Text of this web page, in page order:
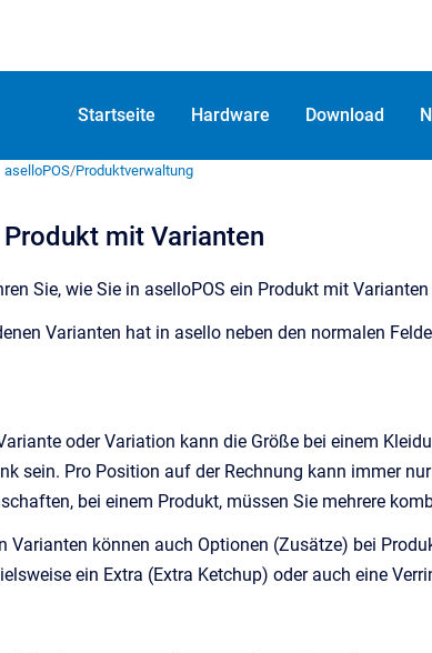
Startseite Hardware Download
aselloPOS/Produktverwaltung
Produkt mit Varianten
Sie, wie Sie in aselloPOS ein Produkt mit
Varianten hat in asello neben den normalen
oder Variation kann die Größe bei einem
sein. Pro Position auf der Rechnung kann immer
bei einem Produkt, müssen Sie mehrere
Varianten können auch Optionen (Zusätze) bei
ein Extra (Extra Ketchup) oder auch eine